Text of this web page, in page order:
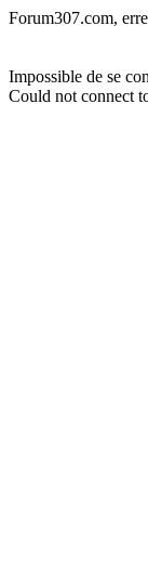
Forum307.com,
Impossible de se
Could not connect